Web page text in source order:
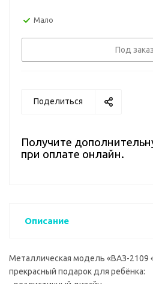
Мало
Под заказ
Поделиться
Получите
при оплате онлайн.
Описание
Металлическая модель «ВАЗ-2109
прекрасный подарок для ребёнка: